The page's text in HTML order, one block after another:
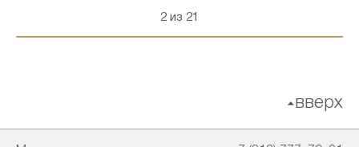
2 из 21
вверх